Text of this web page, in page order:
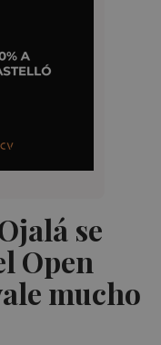
se
Open
mucho